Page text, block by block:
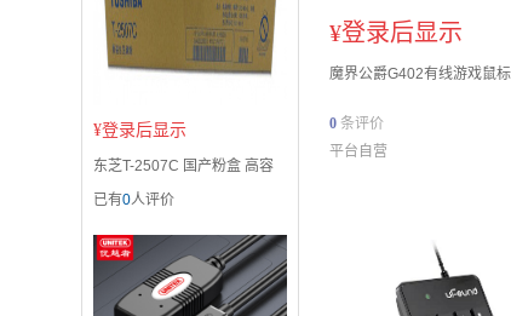
¥登录后显示
东芝T-2507C 国产粉盒 高容
已有0人评价
¥登录后显示
魔界公爵G402有线游戏鼠标
0 条评价
平台自营